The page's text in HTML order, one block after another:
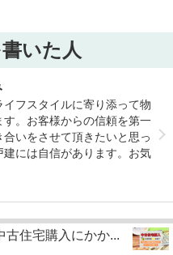
いた人
フスタイルに寄り添って物
。お客様からの信頼を第一
いをさせて頂きたいと思っ
建には自信があります。お気
古住宅購入にかか...